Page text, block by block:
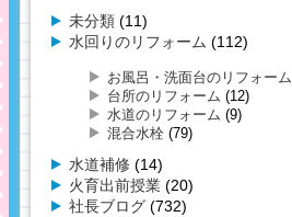
未分類 (11)
水回りのリフォーム (112)
お風呂・洗面台のリフォーム
台所のリフォーム (12)
水道のリフォーム (9)
混合水栓 (79)
水道補修 (14)
火育出前授業 (20)
社長ブログ (732)